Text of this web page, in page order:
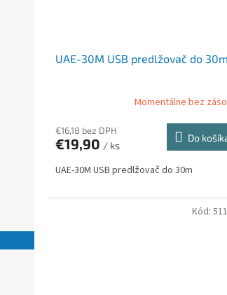
UAE-30M USB predlžovač do 30m
Momentálne bez
€16,18 bez DPH
€19,90 / ks
Do
UAE-30M USB predlžovač do 30m
Kód: